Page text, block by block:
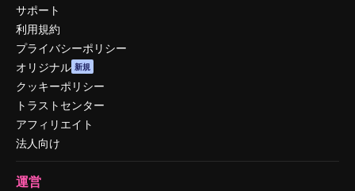
サポート
利用規約
プライバシーポリシー
オリジナル 新規
クッキーポリシー
トラストセンター
アフィリエイト
法人向け
運営